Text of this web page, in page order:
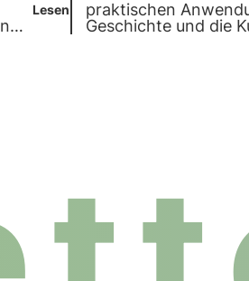
Lesen
praktischen
Geschichte und die